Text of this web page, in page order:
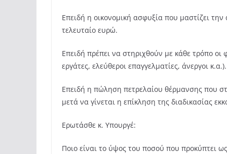
Επειδή η οικονομική ασφυξία που μαστίζει
τελευταίο ευρώ.
Επειδή πρέπει να στηριχθούν με κάθε τρόπο
εργάτες, ελεύθεροι επαγγελματίες, άνεργοι κ.α.).
Επειδή η πώληση πετρελαίου θέρμανσης που
μετά να γίνεται η επίκληση της διαδικασίας
Ερωτάσθε κ. Υπουργέ:
Ποιο είναι το ύψος του ποσού που προκύπτει